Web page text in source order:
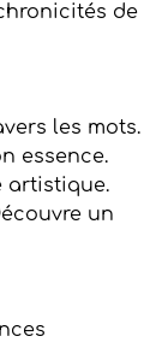
de
les mots.
essence.
artistique.
un